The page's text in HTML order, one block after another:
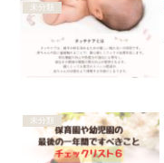
未分類
未分類